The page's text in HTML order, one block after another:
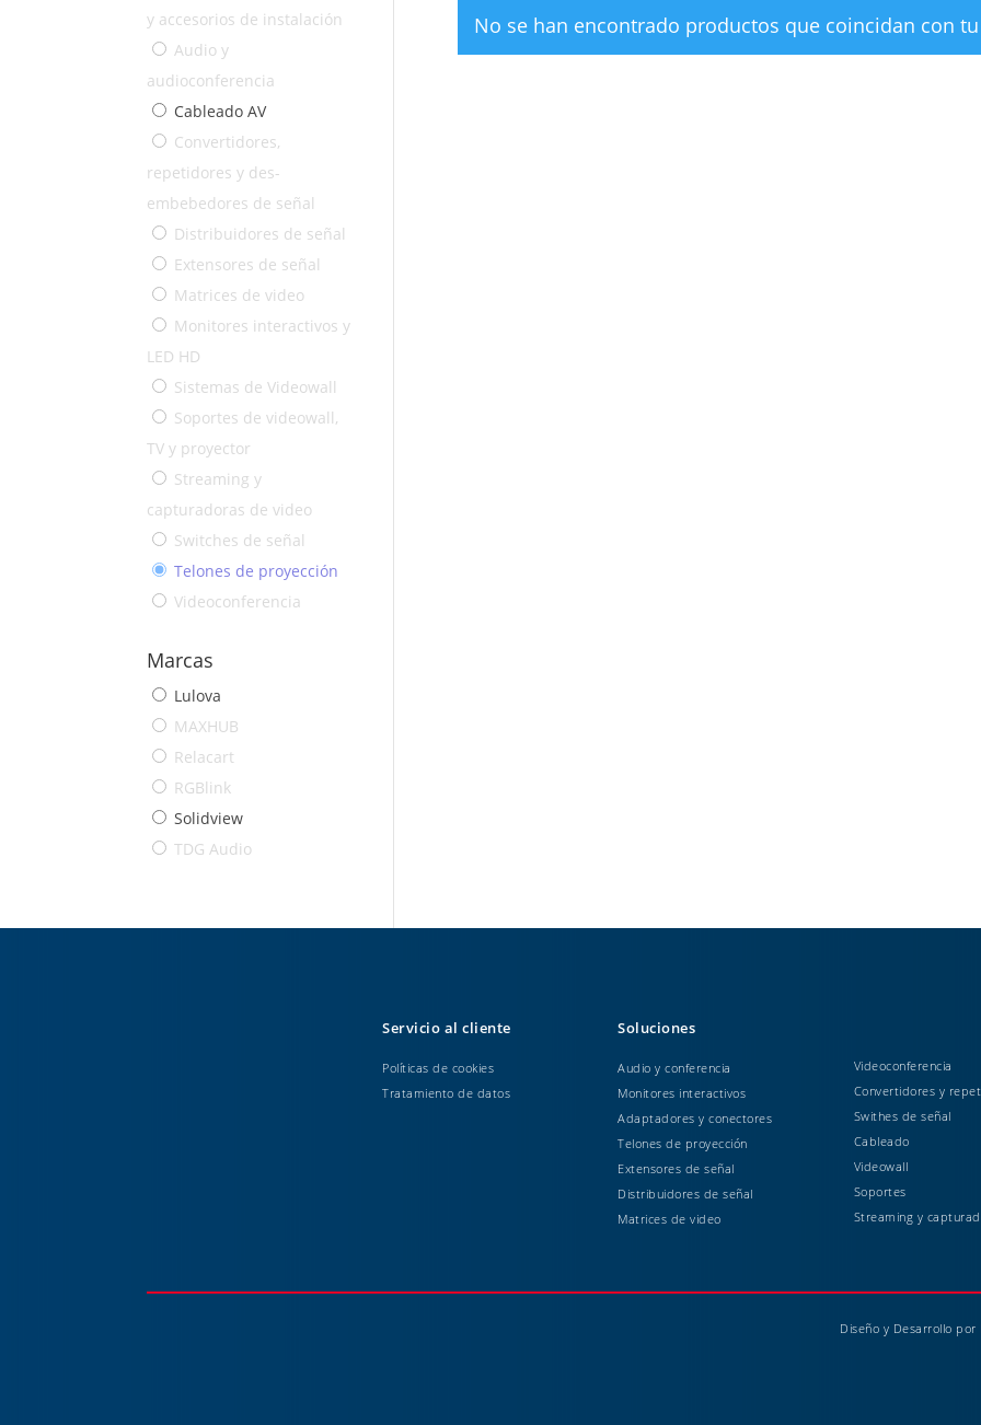
No se han encontrado productos que coincidan con
y accesorios de instalación
Audio y
audioconferencia
Cableado AV
Convertidores,
repetidores y des-
embebedores de señal
Distribuidores de señal
Extensores de señal
Matrices de video
Monitores interactivos y
LED HD
Sistemas de Videowall
Soportes de videowall,
TV y proyector
Streaming y
capturadoras de video
Switches de señal
Telones de proyección
Videoconferencia
Marcas
Lulova
MAXHUB
Relacart
RGBlink
Solidview
TDG Audio
Servicio al cliente
Políticas de cookies
Tratamiento de datos
Soluciones
Audio y conferencia
Monitores interactivos
Adaptadores y conectores
Telones de proyección
Extensores de señal
Distribuidores de señal
Matrices de video
Videoconferencia
Convertidores y
Swithes de señal
Cableado
Videowall
Soportes
Streaming y
Diseño y Desarrollo por